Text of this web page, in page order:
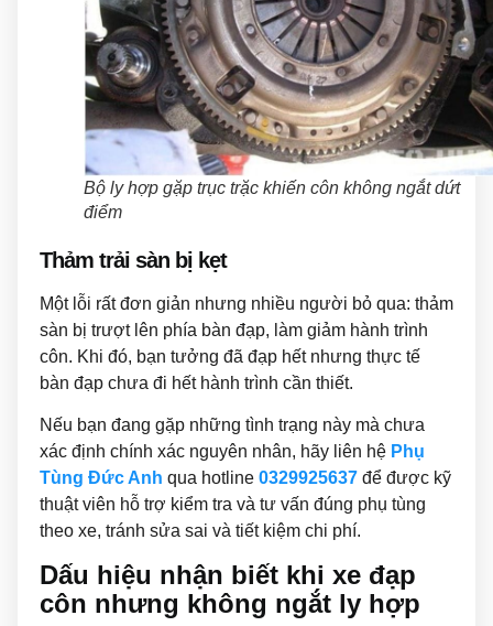
Bộ ly hợp gặp trục trặc khiến côn không ngắt dứt
điểm
Thảm trải sàn bị kẹt
Một lỗi rất đơn giản nhưng nhiều người bỏ qua: thảm
sàn bị trượt lên phía bàn đạp, làm giảm hành trình
côn. Khi đó, bạn tưởng đã đạp hết nhưng thực tế
bàn đạp chưa đi hết hành trình cần thiết.
Nếu bạn đang gặp những tình trạng này mà chưa
xác định chính xác nguyên nhân, hãy liên hệ Phụ
Tùng Đức Anh qua hotline 0329925637 để được kỹ
thuật viên hỗ trợ kiểm tra và tư vấn đúng phụ tùng
theo xe, tránh sửa sai và tiết kiệm chi phí.
Dấu hiệu nhận biết khi xe đạp
côn nhưng không ngắt ly hợp